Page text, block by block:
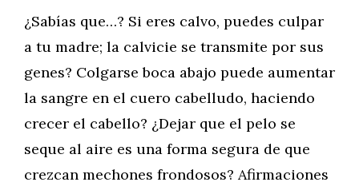
¿Sabías que…? Si eres calvo, puedes culpar
a tu madre; la calvicie se transmite por sus
genes? Colgarse boca abajo puede aumentar
la sangre en el cuero cabelludo, haciendo
crecer el cabello? ¿Dejar que el pelo se
seque al aire es una forma segura de que
crezcan mechones frondosos? Afirmaciones